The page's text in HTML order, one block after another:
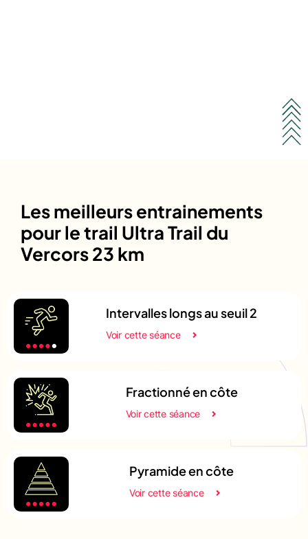
Les meilleurs entrainements
pour le trail Ultra Trail du
Vercors 23 km
Intervalles longs au seuil 2
Voir cette séance
Fractionné en côte
Voir cette séance
Pyramide en côte
Voir cette séance